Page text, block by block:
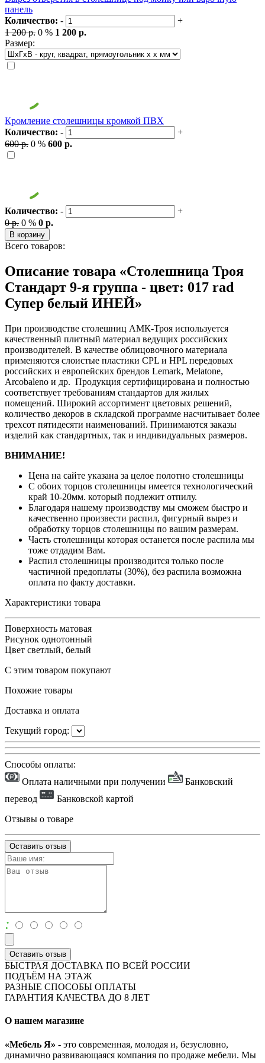
панель
Количество: -
+
1 200 р. 0 % 1 200 р.
Размер:
Кромление столешницы кромкой ПВХ
Количество: -
+
600 р. 0 % 600 р.
Количество: -
+
0 р. 0 % 0 р.
В корзину
Всего товаров:
Описание товара «Столешница Троя
Стандарт 9-я группа - цвет: 017 rad
Супер белый ИНЕЙ»
При производстве столешниц АМК-Троя используется
качественный плитный материал ведущих российских
производителей. В качестве облицовочного материала
применяются слоистые пластики CPL и HPL передовых
российских и европейских брендов Lemark, Melatone,
Arcobaleno и др. Продукция сертифицирована и полностью
соответствует требованиям стандартов для жилых
помещений. Широкий ассортимент цветовых решений,
количество декоров в складской программе насчитывает более
трехсот пятидесяти наименований. Принимаются заказы
изделий как стандартных, так и индивидуальных размеров.
ВНИМАНИЕ!
Цена на сайте указана за целое полотно столешницы
С обоих торцов столешницы имеется технологический
край 10-20мм. который подлежит отпилу.
Благодаря нашему производству мы сможем быстро и
качественно произвести распил, фигурный вырез и
обработку торцов столешницы по вашим размерам.
Часть столешницы которая останется после распила мы
тоже отдадим Вам.
Распил столешницы производится только после
частичной предоплаты (30%), без распила возможна
оплата по факту доставки.
Характеристики товара
Поверхность матовая
Рисунок однотонный
Цвет светлый, белый
С этим товаром покупают
Похожие товары
Доставка и оплата
Текущий город:
Способы оплаты:
Оплата наличными при получении
Банковский
перевод
Банковской картой
Отзывы о товаре
Оставить отзыв
:
Оставить отзыв
БЫСТРАЯ ДОСТАВКА ПО ВСЕЙ РОССИИ
ПОДЪЁМ НА ЭТАЖ
РАЗНЫЕ СПОСОБЫ ОПЛАТЫ
ГАРАНТИЯ КАЧЕСТВА ДО 8 ЛЕТ
О нашем магазине
«Мебель Я» - это современная, молодая и, безусловно,
динамично развивающаяся компания по продаже мебели. Мы